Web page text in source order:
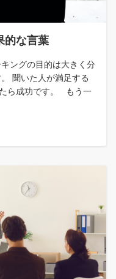
的な言葉
ングの目的は大きく分
聞いた人が満足する
ら成功です。 もう一